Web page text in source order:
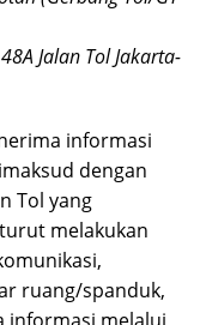
Jalan Tol Jakarta-
informasi
dengan
Tol yang
melakukan
ruang/spanduk,